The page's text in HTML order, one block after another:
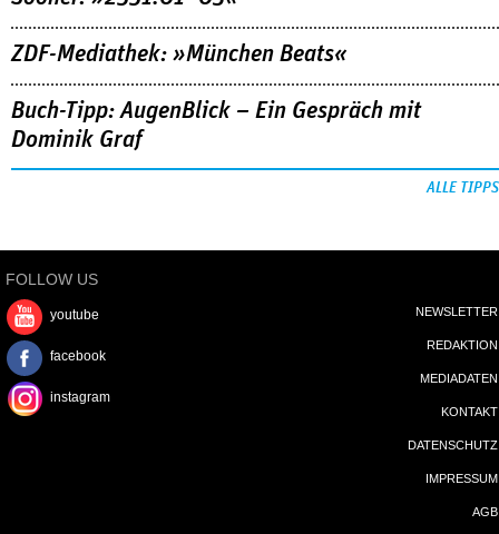
ZDF-Mediathek: »München Beats«
Buch-Tipp: AugenBlick – Ein Gespräch mit
Dominik Graf
ALLE TIPPS
FOLLOW US
youtube
facebook
instagram
NEWSLETTER
REDAKTION
MEDIADATEN
KONTAKT
DATENSCHUTZ
IMPRESSUM
AGB